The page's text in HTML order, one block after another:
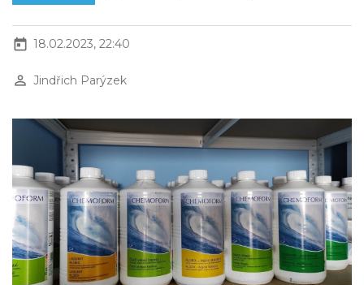
today 18.02.2023, 22:40
perm_identity Jindřich Parýzek